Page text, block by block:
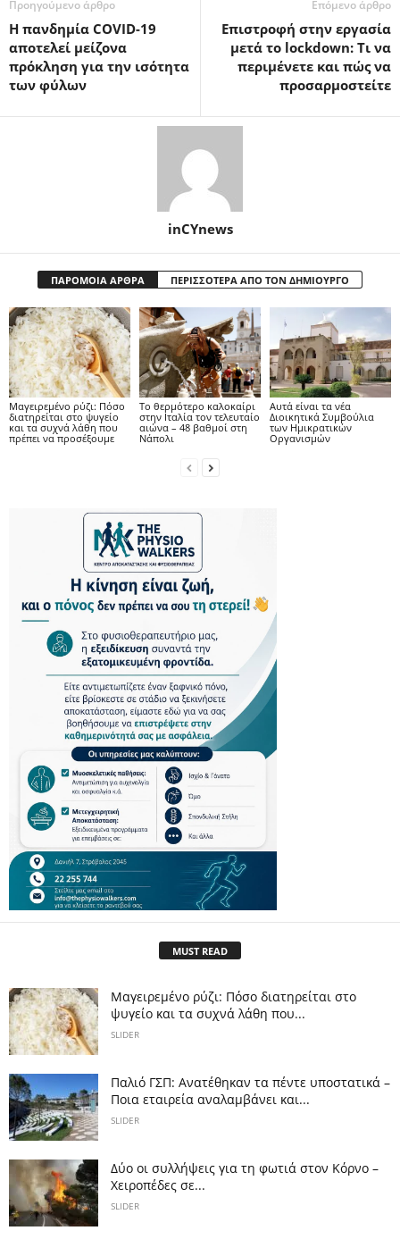
Προηγούμενο άρθρο
Η πανδημία COVID-19
αποτελεί μείζονα
πρόκληση για την ισότητα
των φύλων
Επόμενο άρθρο
Επιστροφή στην εργασία
μετά το lockdown: Τι να
περιμένετε και πώς να
προσαρμοστείτε
inCYnews
ΠΑΡΟΜΟΙΑ ΑΡΘΡΑ ΠΕΡΙΣΣΟΤΕΡΑ ΑΠΟ ΤΟΝ ΔΗΜΙΟΥΡΓΟ
Μαγειρεμένο ρύζι: Πόσο
διατηρείται στο ψυγείο
και τα συχνά λάθη που
πρέπει να προσέξουμε
Το θερμότερο καλοκαίρι
στην Ιταλία τον τελευταίο
αιώνα – 48 βαθμοί στη
Νάπολι
Αυτά είναι τα νέα
Διοικητικά Συμβούλια
των Ημικρατικών
Οργανισμών
MUST READ
Μαγειρεμένο ρύζι: Πόσο διατηρείται στο
ψυγείο και τα συχνά λάθη που...
SLIDER
Παλιό ΓΣΠ: Ανατέθηκαν τα πέντε υποστατικά –
Ποια εταιρεία αναλαμβάνει και...
SLIDER
Δύο οι συλλήψεις για τη φωτιά στον Κόρνο –
Χειροπέδες σε...
SLIDER